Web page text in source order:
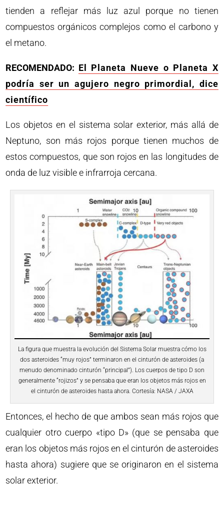
tienden a reflejar más luz azul porque no tienen
compuestos orgánicos complejos como el carbono y
el metano.
RECOMENDADO: El Planeta Nueve o Planeta X
podría ser un agujero negro primordial, dice
científico
Los objetos en el sistema solar exterior, más allá de
Neptuno, son más rojos porque tienen muchos de
estos compuestos, que son rojos en las longitudes de
onda de luz visible e infrarroja cercana.
La figura que muestra la evolución del Sistema Solar muestra cómo los
dos asteroides “muy rojos” terminaron en el cinturón de asteroides (a
menudo denominado cinturón “principal”). Los cuerpos de tipo D son
generalmente “rojizos” y se pensaba que eran los objetos más rojos en
el cinturón de asteroides hasta ahora. Cortesía: NASA / JAXA
Entonces, el hecho de que ambos sean más rojos que
cualquier otro cuerpo «tipo D» (que se pensaba que
eran los objetos más rojos en el cinturón de asteroides
hasta ahora) sugiere que se originaron en el sistema
solar exterior.